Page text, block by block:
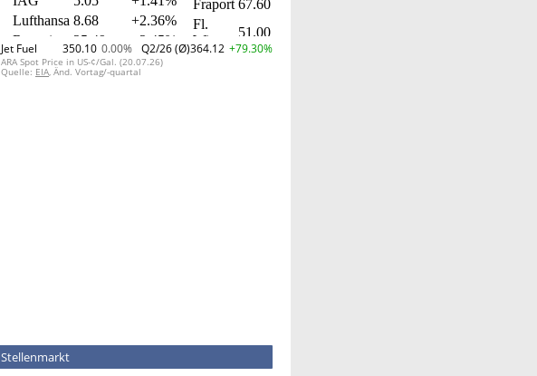
Jet Fuel 0.00%
350.10 Q2/26 (Ø) +79.30%
364.12
ARA Spot Price in US-¢/Gal. (20.07.26)
Quelle: EIA, Änd. Vortag/-quartal
Stellenmarkt